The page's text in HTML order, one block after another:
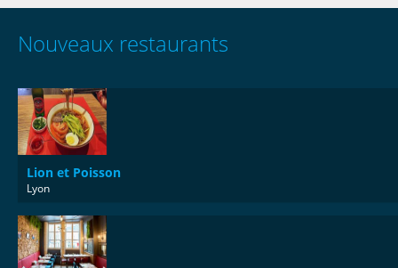
Nouveaux restaurants
Lion et Poisson
Lyon